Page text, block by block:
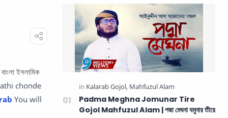
ইসলামিক
chonde
You will
Padma Meghna Jomunar Tire
Gojol Mahfuzul Alam | পদ্মা মেঘনা যমুনার তীরে